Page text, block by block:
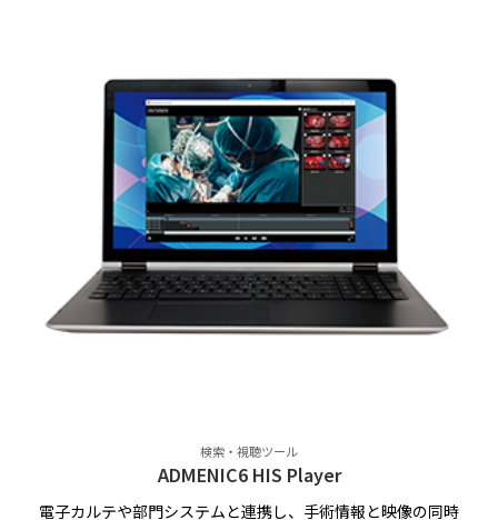
検索・視聴ツール
ADMENIC6 HIS Player
電子カルテや部門システムと連携し、手術情報と映像の同時